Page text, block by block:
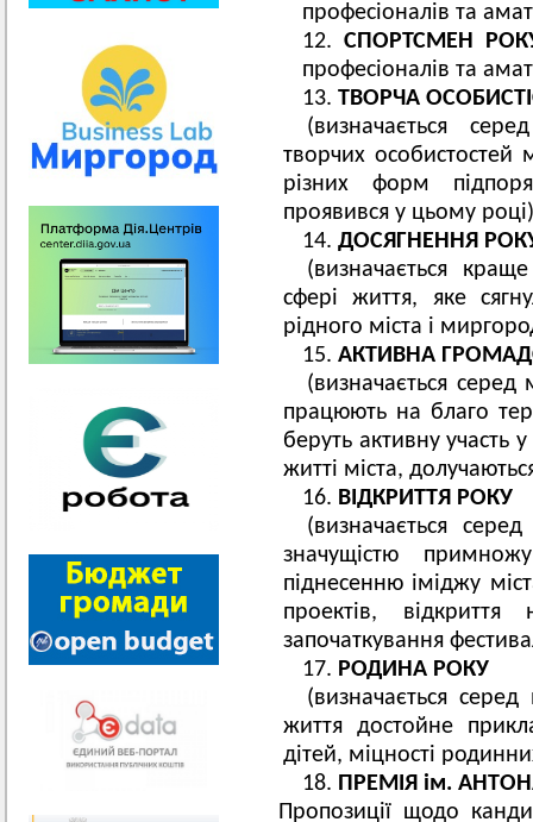
професіоналів та
СПОРТСМЕН
професіоналів та
ТВОРЧА
(визначається
творчих особистостей
різних форм
проявився у цьому
ДОСЯГНЕННЯ
(визначається
сфері життя, яке
рідного міста і
АКТИВНА
(визначається
працюють на благо
беруть активну участь
житті міста,
ВІДКРИТТЯ РОКУ
(визначається
значущістю
піднесенню іміджу
проектів,
започаткування
РОДИНА РОКУ
(визначається
життя достойне
дітей, міцності
ПРЕМІЯ ім.
Пропозиції щодо